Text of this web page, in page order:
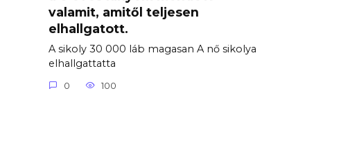
valamit, amitől teljesen
elhallgatott.
A sikoly 30 000 láb magasan A nő sikolya
elhallgattatta
0 100